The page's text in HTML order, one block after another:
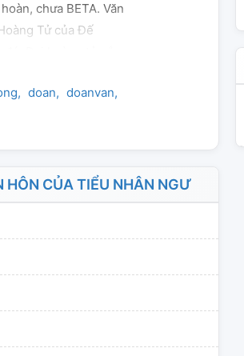
chưa BETA. Văn
Tử của Đế
ngon lắm." Tiểu
sủng, tiền hôn
doan doanvan
CỦA TIỂU NHÂN NGƯ